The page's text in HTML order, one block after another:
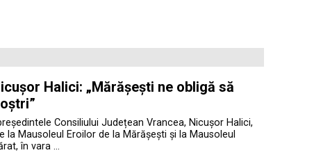
Halici: „Mărășești ne obligă să
Consiliului Județean Vrancea, Nicușor Halici,
Mausoleul Eroilor de la Mărășești și la Mausoleul
în vara …